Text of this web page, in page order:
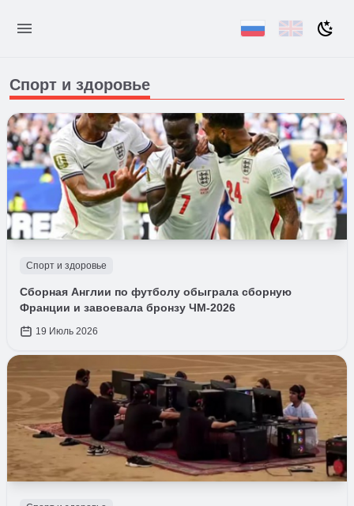
Спорт и здоровье
Спорт и здоровье
Сборная Англии по футболу обыграла сборную
Франции и завоевала бронзу ЧМ-2026
19 Июль 2026